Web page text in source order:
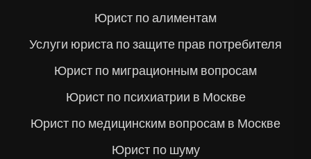
Юрист по алиментам
Услуги юриста по защите прав потребителя
Юрист по миграционным вопросам
Юрист по психиатрии в Москве
Юрист по медицинским вопросам в Москве
Юрист по шуму